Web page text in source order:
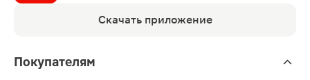
Скачать приложение
Покупателям